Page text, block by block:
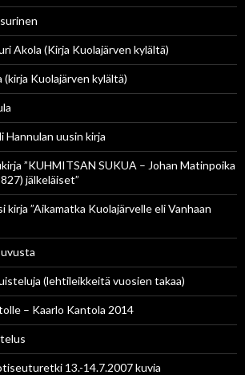
Akola (Kirja Kuolajärven kylältä)
Kuolajärven kylältä)
Hannulan uusin kirja
”KUHMITSAN SUKUA – Johan Matinpoika
jälkeläiset”
kirja ”Aikamatka Kuolajärvelle eli Vanhaan
(lehtileikkeitä vuosien takaa)
– Kaarlo Kantola 2014
13.-14.7.2007 kuvia